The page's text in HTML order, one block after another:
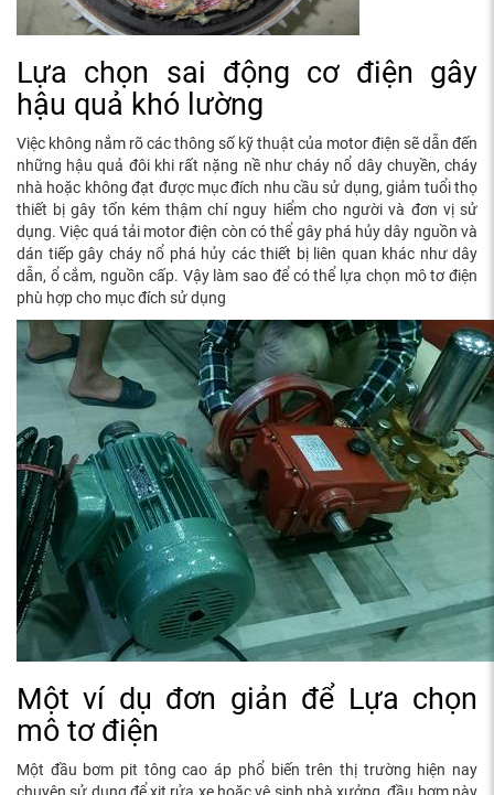
Lựa chọn sai động cơ điện gây
hậu quả khó lường
Việc không nắm rõ các thông số kỹ thuật của motor điện sẽ dẫn đến
những hậu quả đôi khi rất nặng nề như cháy nổ dây chuyền, cháy
nhà hoặc không đạt được mục đích nhu cầu sử dụng, giảm tuổi thọ
thiết bị gây tốn kém thậm chí nguy hiểm cho người và đơn vị sử
dụng. Việc quá tải motor điện còn có thể gây phá hủy dây nguồn và
dán tiếp gây cháy nổ phá hủy các thiết bị liên quan khác như dây
dẫn, ổ cắm, nguồn cấp. Vậy làm sao để có thể lựa chọn mô tơ điện
phù hợp cho mục đích sử dụng
Một ví dụ đơn giản để Lựa chọn
mô tơ điện
Một đầu bơm pit tông cao áp phổ biến trên thị trường hiện nay